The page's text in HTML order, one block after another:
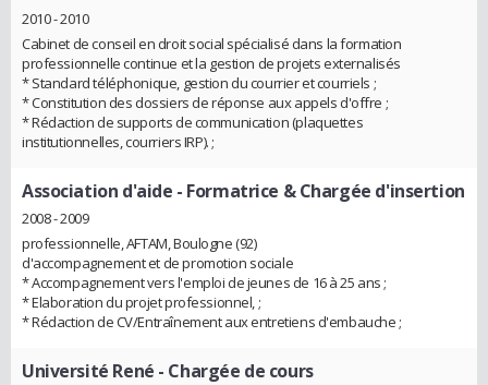
2010 - 2010
Cabinet de conseil en droit social spécialisé dans la formation
professionnelle continue et la gestion de projets externalisés
* Standard téléphonique, gestion du courrier et courriels ;
* Constitution des dossiers de réponse aux appels d'offre ;
* Rédaction de supports de communication (plaquettes
institutionnelles, courriers IRP). ;
Association d'aide - Formatrice & Chargée d'insertion
2008 - 2009
professionnelle, AFTAM, Boulogne (92)
d'accompagnement et de promotion sociale
* Accompagnement vers l'emploi de jeunes de 16 à 25 ans ;
* Elaboration du projet professionnel, ;
* Rédaction de CV/Entraînement aux entretiens d'embauche ;
Université René - Chargée de cours